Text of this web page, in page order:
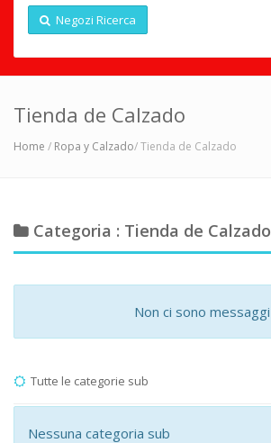
Negozi Ricerca
Tienda de Calzado
Home / Ropa y Calzado/ Tienda de Calzado
Categoria : Tienda de Calzado
Non ci sono messaggi
Tutte le categorie sub
Nessuna categoria sub